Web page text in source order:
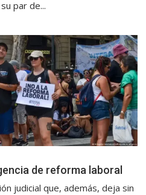
par de...
de reforma laboral
judicial que, además, deja sin